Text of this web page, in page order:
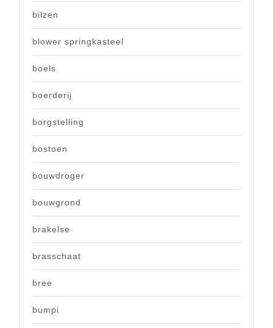
bilzen
blower springkasteel
boels
boerderij
borgstelling
bostoen
bouwdroger
bouwgrond
brakelse
brasschaat
bree
bumpi